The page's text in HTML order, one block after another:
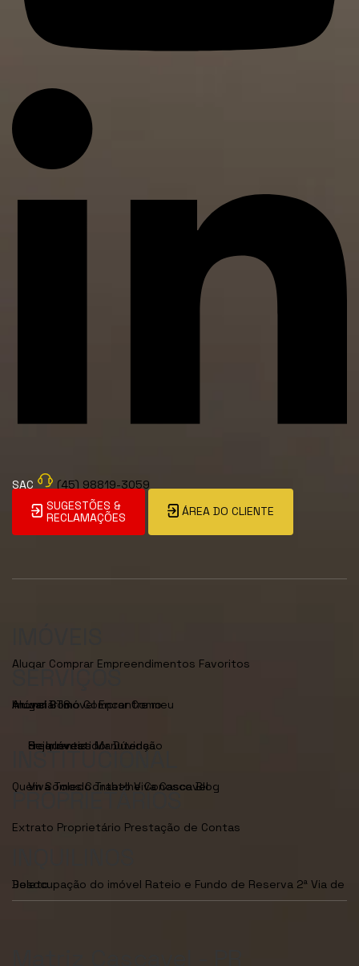
SAC
(45) 98819-3059
SUGESTÕES &
RECLAMAÇÕES
ÁREA DO CLIENTE
Alugar Comprar Empreendimentos Favoritos
SERVIÇOS
Anunciar Imóvel
Encontre meu Imóvel Como Comprar
Como Alugar BTS
Seja Investidor
Dúvidas Frequentes
Manutenção de Imóveis
INSTITUCIONAL
Quem Somos Contato Viva Cascavel
Viva Toledo Trabalhe Conosco Blog
PROPRIETÁRIOS
Extrato Proprietário Prestação de Contas
Desocupação do imóvel Rateio e Fundo de Reserva
2ª Via de Boleto